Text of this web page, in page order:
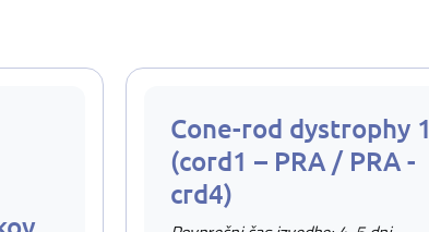
Cone-rod dystrophy 1
(cord1 – PRA / PRA -
crd4)